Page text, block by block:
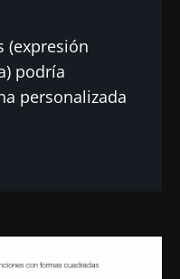
(expresión
podría
personalizadamúsculos
Leer el